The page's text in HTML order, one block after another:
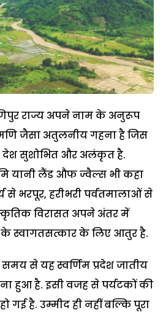
राज्य अपने नाम के अनुरूप
जैसा अतुलनीय गहना है जिस
देश सुशोभित और अलंकृत है.
यानी लैंड औफ ज्वैल्स भी कहा
से भरपूर, हरीभरी पर्वतमालाओं से
विरासत अपने अंतर में
स्वागतसत्कार के लिए आतुर है.
से यह स्वर्णिम प्रदेश जातीय
हुआ है. इसी वजह से पर्यटकों की
गई है. उम्मीद ही नहीं बल्कि पूरा